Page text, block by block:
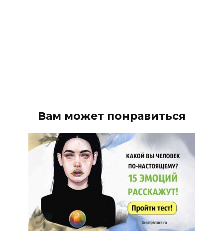
Вам может понравиться